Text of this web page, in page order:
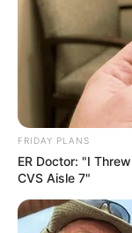
FRIDAY PLANS
ER Doctor: "I
CVS Aisle 7"